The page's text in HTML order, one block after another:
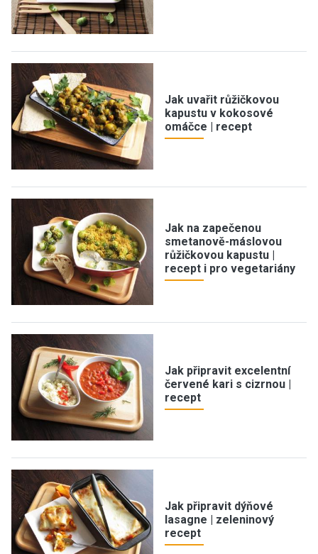
Jak uvařit růžičkovou
kapustu v kokosové
omáčce | recept
Jak na zapečenou
smetanově-máslovou
růžičkovou kapustu |
recept i pro vegetariány
Jak připravit excelentní
červené kari s cizrnou |
recept
Jak připravit dýňové
lasagne | zeleninový
recept